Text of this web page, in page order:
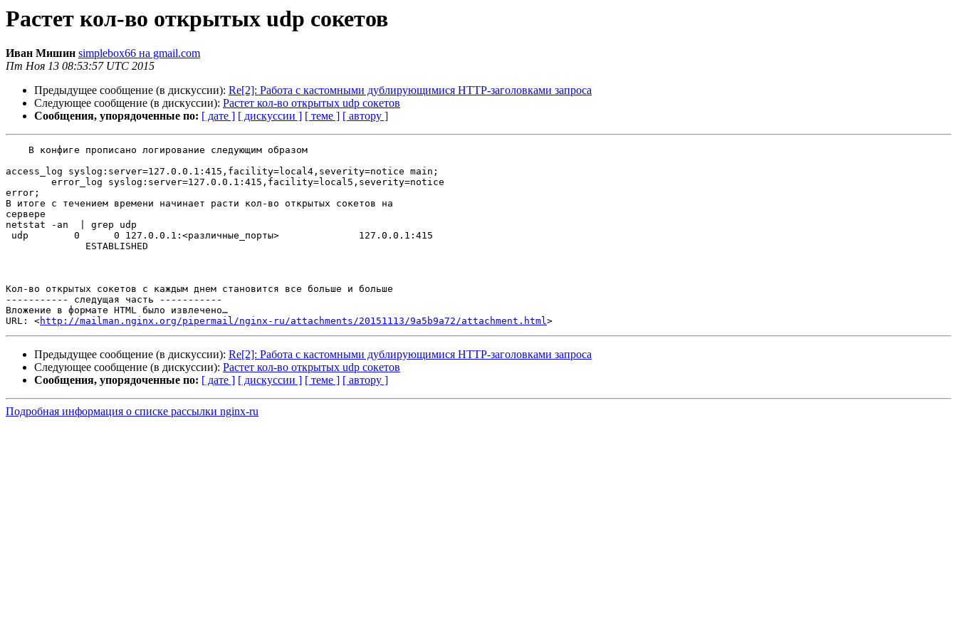
Растет кол-во открытых udp сокетов
Иван Мишин simplebox66 на gmail.com
Пт Ноя 13 08:53:57 UTC 2015
Предыдущее сообщение (в дискуссии): Re[2]: Работа с кастомными дублирующимися HTTP-заголовками запроса
Следующее сообщение (в дискуссии): Растет кол-во открытых udp сокетов
Сообщения, упорядоченные по: [ дате ] [ дискуссии ] [ теме ] [ автору ]
access_log syslog:server=127.0.0.1:415,facility=local4,severity=notice main;
error;
В итоге с течением времени начинает расти кол-во открытых сокетов на
сервере
netstat -an  | grep udp
Кол-во открытых сокетов с каждым днем становится все больше и больше
----------- следущая часть -----------
Вложение в формате HTML было извлечено…
URL: <http://mailman.nginx.org/pipermail/nginx-ru/attachments/20151113/9a5b9a72/attachment.html
Предыдущее сообщение (в дискуссии): Re[2]: Работа с кастомными дублирующимися HTTP-заголовками запроса
Следующее сообщение (в дискуссии): Растет кол-во открытых udp сокетов
Сообщения, упорядоченные по: [ дате ] [ дискуссии ] [ теме ] [ автору ]
Подробная информация о списке рассылки nginx-ru